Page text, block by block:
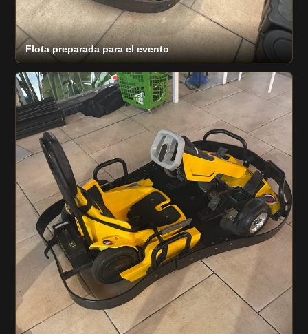
Flota preparada para el evento